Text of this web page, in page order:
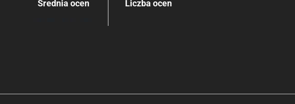
Średnia ocen Liczba ocen